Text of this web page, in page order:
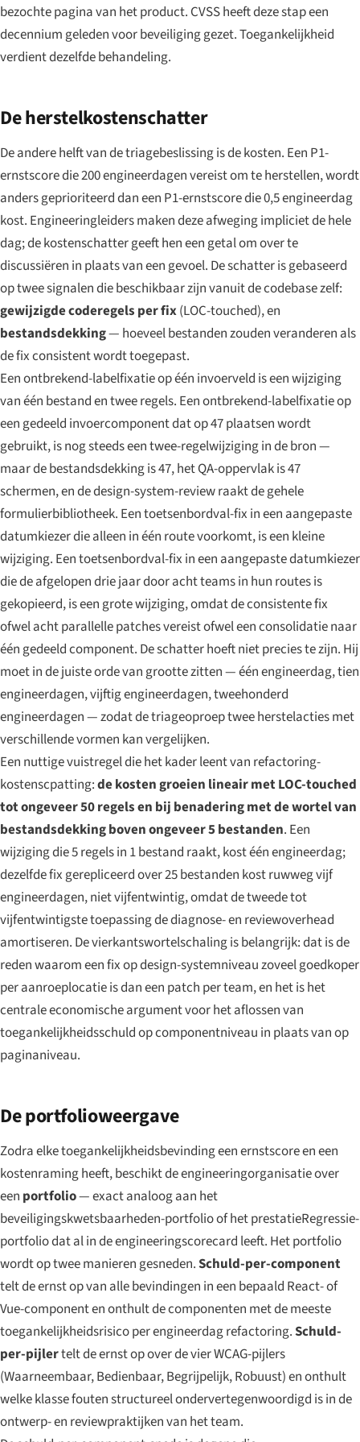
bezochte pagina van het product. CVSS heeft deze stap een
decennium geleden voor beveiliging gezet. Toegankelijkheid
verdient dezelfde behandeling.
De herstelkostenschatter
De andere helft van de triagebeslissing is de kosten. Een P1-
ernstscore die 200 engineerdagen vereist om te herstellen, wordt
anders geprioriteerd dan een P1-ernstscore die 0,5 engineerdag
kost. Engineeringleiders maken deze afweging impliciet de hele
dag; de kostenschatter geeft hen een getal om over te
discussiëren in plaats van een gevoel. De schatter is gebaseerd
op twee signalen die beschikbaar zijn vanuit de codebase zelf:
gewijzigde coderegels per fix(LOC-touched), en
bestandsdekking— hoeveel bestanden zouden veranderen als
de fix consistent wordt toegepast.
Een ontbrekend-labelfixatie op één invoerveld is een wijziging
van één bestand en twee regels. Een ontbrekend-labelfixatie op
een gedeeld invoercomponent dat op 47 plaatsen wordt
gebruikt, is nog steeds een twee-regelwijziging in de bron —
maar de bestandsdekking is 47, het QA-oppervlak is 47
schermen, en de design-system-review raakt de gehele
formulierbibliotheek. Een toetsenbordval-fix in een aangepaste
datumkiezer die alleen in één route voorkomt, is een kleine
wijziging. Een toetsenbordval-fix in een aangepaste datumkiezer
die de afgelopen drie jaar door acht teams in hun routes is
gekopieerd, is een grote wijziging, omdat de consistente fix
ofwel acht parallelle patches vereist ofwel een consolidatie naar
één gedeeld component. De schatter hoeft niet precies te zijn. Hij
moet in de juiste orde van grootte zitten — één engineerdag, tien
engineerdagen, vijftig engineerdagen, tweehonderd
engineerdagen — zodat de triageoproep twee herstelacties met
verschillende vormen kan vergelijken.
Een nuttige vuistregel die het kader leent van refactoring-
kostenscpatting:de kosten groeien lineair met LOC-touched
tot ongeveer 50 regels en bij benadering met de wortel van
bestandsdekking boven ongeveer 5 bestanden. Een
wijziging die 5 regels in 1 bestand raakt, kost één engineerdag;
dezelfde fix gerepliceerd over 25 bestanden kost ruwweg vijf
engineerdagen, niet vijfentwintig, omdat de tweede tot
vijfentwintigste toepassing de diagnose- en reviewoverhead
amortiseren. De vierkantswortelschaling is belangrijk: dat is de
reden waarom een fix op design-systemniveau zoveel goedkoper
per aanroeplocatie is dan een patch per team, en het is het
centrale economische argument voor het aflossen van
toegankelijkheidsschuld op componentniveau in plaats van op
paginaniveau.
De portfolioweergave
Zodra elke toegankelijkheidsbevinding een ernstscore en een
kostenraming heeft, beschikt de engineeringorganisatie over
een portfolio— exact analoog aan het
beveiligingskwetsbaarheden-portfolio of het prestatieRegressie-
portfolio dat al in de engineeringscorecard leeft. Het portfolio
wordt op twee manieren gesneden.Schuld-per-component
telt de ernst op van alle bevindingen in een bepaald React- of
Vue-component en onthult de componenten met de meeste
toegankelijkheidsrisico per engineerdag refactoring.Schuld-
per-pijlertelt de ernst op over de vier WCAG-pijlers
(Waarneembaar, Bedienbaar, Begrijpelijk, Robuust) en onthult
welke klasse fouten structureel ondervertegenwoordigd is in de
ontwerp- en reviewpraktijken van het team.